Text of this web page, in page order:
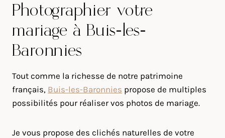
Photographier votre
mariage à Buis-les-
Baronnies
Tout comme la richesse de notre patrimoine
français, Buis-les-Baronnies propose de multiples
possibilités pour réaliser vos photos de mariage.
Je vous propose des clichés naturelles de votre